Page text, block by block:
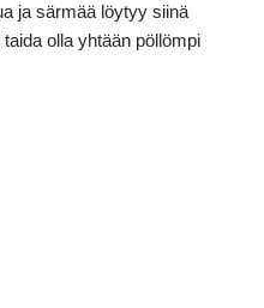
ja särmää löytyy siinä
olla yhtään pöllömpi